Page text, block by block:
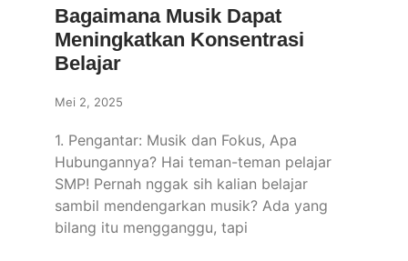
Bagaimana Musik Dapat
Meningkatkan Konsentrasi
Belajar
Mei 2, 2025
1. Pengantar: Musik dan Fokus, Apa
Hubungannya? Hai teman-teman pelajar
SMP! Pernah nggak sih kalian belajar
sambil mendengarkan musik? Ada yang
bilang itu mengganggu, tapi